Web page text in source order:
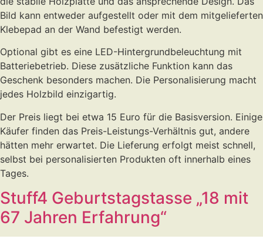
Bild kann entweder aufgestellt oder mit dem mitgelieferten
Klebepad an der Wand befestigt werden.
Optional gibt es eine LED-Hintergrundbeleuchtung mit
Batteriebetrieb. Diese zusätzliche Funktion kann das
Geschenk besonders machen. Die Personalisierung macht
jedes Holzbild einzigartig.
Der Preis liegt bei etwa 15 Euro für die Basisversion. Einige
Käufer finden das Preis-Leistungs-Verhältnis gut, andere
hätten mehr erwartet. Die Lieferung erfolgt meist schnell,
selbst bei personalisierten Produkten oft innerhalb eines
Tages.
Stuff4 Geburtstagstasse „18 mit
67 Jahren Erfahrung“